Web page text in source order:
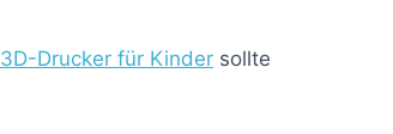
3D-Drucker für Kinder sollte